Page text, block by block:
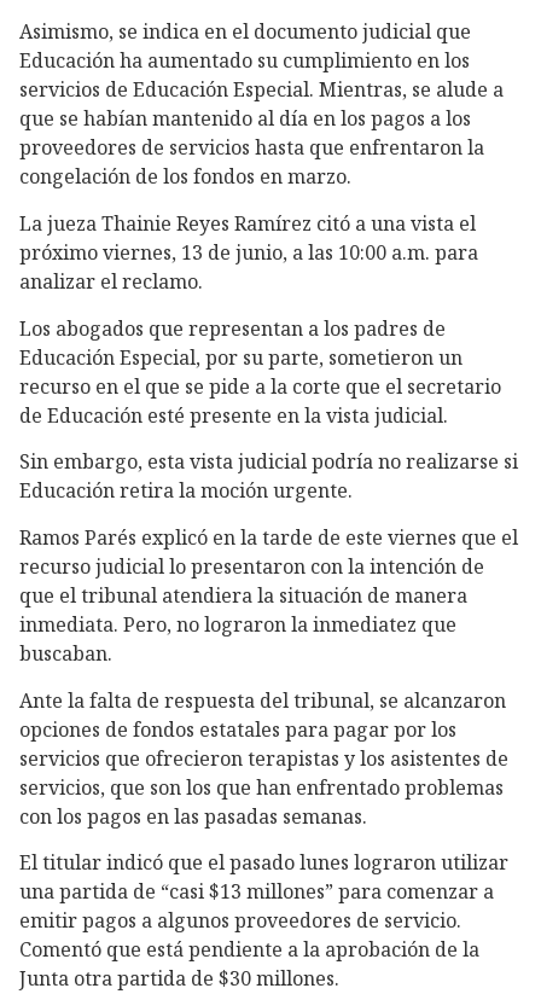
Asimismo, se indica en el documento judicial que
Educación ha aumentado su cumplimiento en los
servicios de Educación Especial. Mientras, se alude a
que se habían mantenido al día en los pagos a los
proveedores de servicios hasta que enfrentaron la
congelación de los fondos en marzo.
La jueza Thainie Reyes Ramírez citó a una vista el
próximo viernes, 13 de junio, a las 10:00 a.m. para
analizar el reclamo.
Los abogados que representan a los padres de
Educación Especial, por su parte, sometieron un
recurso en el que se pide a la corte que el secretario
de Educación esté presente en la vista judicial.
Sin embargo, esta vista judicial podría no realizarse si
Educación retira la moción urgente.
Ramos Parés explicó en la tarde de este viernes que el
recurso judicial lo presentaron con la intención de
que el tribunal atendiera la situación de manera
inmediata. Pero, no lograron la inmediatez que
buscaban.
Ante la falta de respuesta del tribunal, se alcanzaron
opciones de fondos estatales para pagar por los
servicios que ofrecieron terapistas y los asistentes de
servicios, que son los que han enfrentado problemas
con los pagos en las pasadas semanas.
El titular indicó que el pasado lunes lograron utilizar
una partida de “casi $13 millones” para comenzar a
emitir pagos a algunos proveedores de servicio.
Comentó que está pendiente a la aprobación de la
Junta otra partida de $30 millones.